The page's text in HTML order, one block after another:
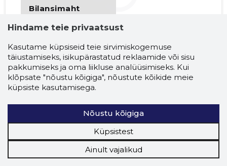
Bilansimaht
more_horiz
Hindame teie privaatsust
Kasutame küpsiseid teie sirvimiskogemuse
täiustamiseks, isikupärastatud reklaamide või sisu
pakkumiseks ja oma liikluse analüüsimiseks. Kui
klõpsate "nõustu kõigiga", nõustute kõikide meie
küpsiste kasutamisega.
Nõustu kõigiga
Küpsistest
Ainult vajalikud